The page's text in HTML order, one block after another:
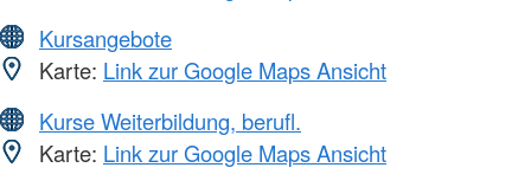
Kursangebote
Karte: Link zur Google Maps Ansicht
Kurse Weiterbildung, berufl.
Karte: Link zur Google Maps Ansicht